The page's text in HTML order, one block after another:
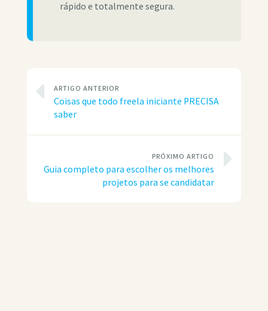
rápido e totalmente segura.
ARTIGO ANTERIOR
Coisas que todo freela iniciante PRECISA
saber
PRÓXIMO ARTIGO
Guia completo para escolher os melhores
projetos para se candidatar